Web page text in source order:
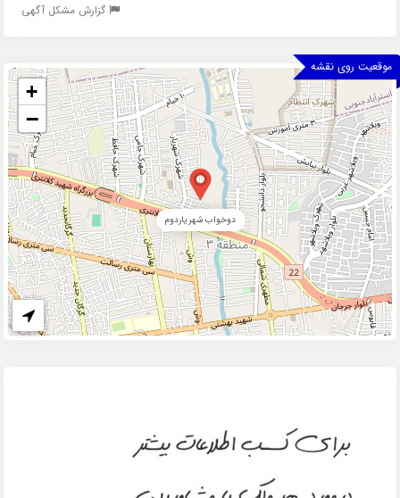
گزارش مشکل آگهی
موقعیت روی نقشه
دوخواب شهریاردوم
+
−